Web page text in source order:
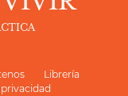
Librería